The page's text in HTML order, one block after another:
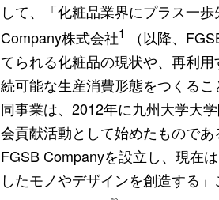
して、「化粧品業界にプラス一
Company株式会社1
（以降、
てられる化粧品の現状や、再利
続可能な生産消費形態をつくるこ
同事業は、2012年に九州大学大
会貢献活動として始めたもので
FGSB Companyを設立し、現在
したモノやデザインを創造する